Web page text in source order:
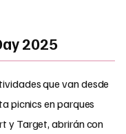
2025
que van desde
picnics en parques
y Target, abrirán con